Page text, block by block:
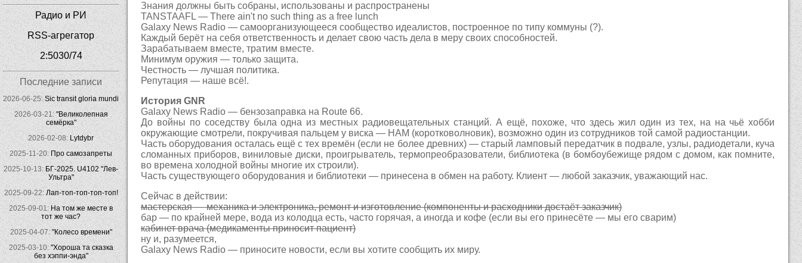
Знания должны быть собраны, использованы и распространены
TANSTAAFL — There ain't no such thing as a free lunch
Galaxy News Radio — самоорганизующееся сообщество идеалистов, построенное по типу коммуны (?).
Каждый берёт на себя ответственность и делает свою часть дела в меру своих способностей.
Зарабатываем вместе, тратим вместе.
Минимум оружия — только защита.
Честность — лучшая политика.
Репутация — наше всё!.
История GNR
Galaxy News Radio — бензозаправка на Route 66.
До войны по соседству была одна из местных радиовещательных станций. А ещё, похоже, что здесь жил один из тех, на на чьё хобби
окружающие смотрели, покручивая пальцем у виска — HAM (коротковолновик), возможно один из сотрудников той самой радиостанции.
Часть оборудования осталась ещё с тех времён (если не более древних) — старый ламповый передатчик в подвале, узлы, радиодетали, куча
сломанных приборов, виниловые диски, проигрыватель, термопреобразователи, библиотека (в бомбоубежище рядом с домом, как помните,
во времена холодной войны многие их строили).
Часть существующего оборудования и библиотеки — принесена в обмен на работу. Клиент — любой заказчик, уважающий нас.
Сейчас в действии:
мастерская — механика и электроника, ремонт и изготовление (компоненты и расходники достаёт заказчик)
бар — по крайней мере, вода из колодца есть, часто горячая, а иногда и кофе (если вы его принесёте — мы его сварим)
кабинет врача (медикаменты приносит пациент)
ну и, разумеется,
Galaxy News Radio — приносите новости, если вы хотите сообщить их миру.
Радио и РИ
RSS-агрегатор
2:5030/74
Последние записи
2026-06-25:Sic transit gloria mundi
2026-03-21:"Великолепная
семёрка"
2026-02-08:Lytdybr
2025-11-20:Про самозапреты
2025-10-13:БГ-2025. U4102 "Лев-
Ультра"
2025-09-22:Лап-топ-топ-топ-топ!
2025-09-01:На том же месте в
тот же час?
2025-04-07:"Колесо времени"
2025-03-10:"Хороша та сказка
без хэппи-энда"